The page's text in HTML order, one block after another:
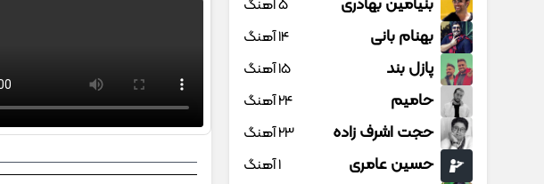
5 آهنگ
بهنام بانی 14 آهنگ
پازل بند 15 آهنگ
حامیم 24 آهنگ
حجت اشرف زاده 23 آهنگ
حسین عامری 1 آهنگ